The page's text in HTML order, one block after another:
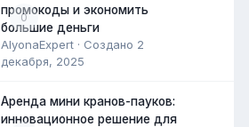
0
промокоды и экономить
большие деньги
AlyonaExpert · Создано 2
декабря, 2025
Аренда мини кранов-пауков:
инновационное решение для